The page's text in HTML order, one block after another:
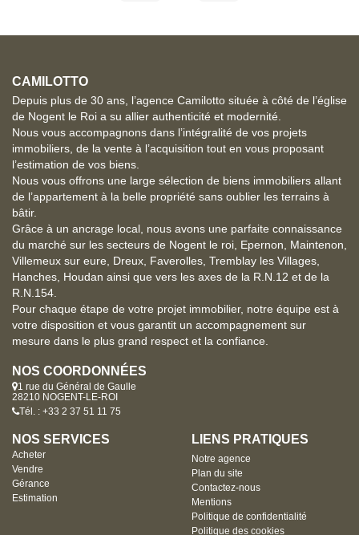
CAMILOTTO
Depuis plus de 30 ans, l’agence Camilotto située à côté de l’église
de Nogent le Roi a su allier authenticité et modernité.
Nous vous accompagnons dans l’intégralité de vos projets
immobiliers, de la vente à l’acquisition tout en vous proposant
l’estimation de vos biens.
Nous vous offrons une large sélection de biens immobiliers allant
de l’appartement à la belle propriété sans oublier les terrains à
bâtir.
Grâce à un ancrage local, nous avons une parfaite connaissance
du marché sur les secteurs de Nogent le roi, Epernon, Maintenon,
Villemeux sur eure, Dreux, Faverolles, Tremblay les Villages,
Hanches, Houdan ainsi que vers les axes de la R.N.12 et de la
R.N.154.
Pour chaque étape de votre projet immobilier, notre équipe est à
votre disposition et vous garantit un accompagnement sur
mesure dans le plus grand respect et la confiance.
NOS COORDONNÉES
1 rue du Général de Gaulle
28210 NOGENT-LE-ROI
Tél. : +33 2 37 51 11 75
NOS SERVICES
Acheter
Vendre
Gérance
Estimation
LIENS PRATIQUES
Notre agence
Plan du site
Contactez-nous
Mentions
Politique de confidentialité
Politique des cookies